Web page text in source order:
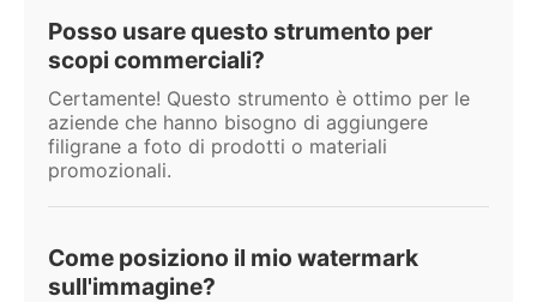
Posso usare questo strumento per
scopi commerciali?
Certamente! Questo strumento è ottimo per le
aziende che hanno bisogno di aggiungere
filigrane a foto di prodotti o materiali
promozionali.
Come posiziono il mio watermark
sull'immagine?